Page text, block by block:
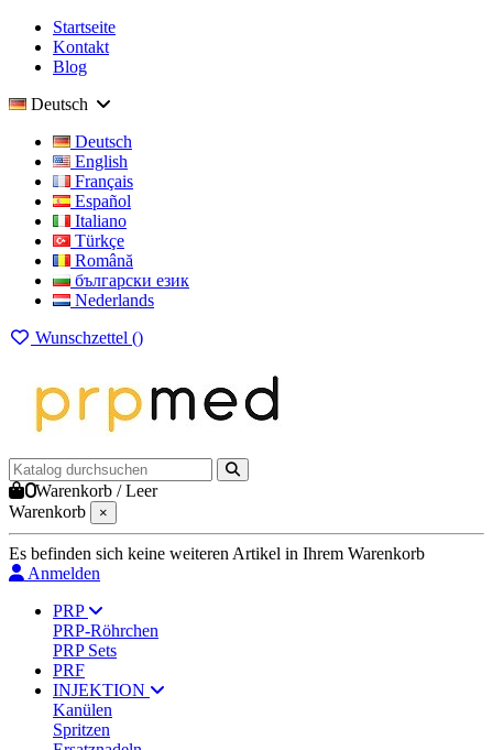
Startseite
Kontakt
Blog
Deutsch
Deutsch
English
Français
Español
Italiano
Türkçe
Română
български език
Nederlands
Wunschzettel ()
0Warenkorb /Leer
Warenkorb
×
Es befinden sich keine weiteren Artikel in Ihrem Warenkorb
Anmelden
PRP
PRP-Röhrchen
PRP Sets
PRF
INJEKTION
Kanülen
Spritzen